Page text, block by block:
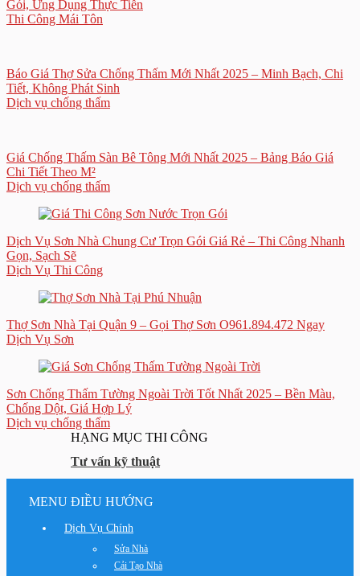
Gói, Ứng Dụng Thực Tiễn
Thi Công Mái Tôn
Báo Giá Thợ Sửa Chống Thấm Mới Nhất 2025 – Minh Bạch, Chi
Tiết, Không Phát Sinh
Dịch vụ chống thấm
Giá Chống Thấm Sàn Bê Tông Mới Nhất 2025 – Bảng Báo Giá
Chi Tiết Theo M²
Dịch vụ chống thấm
Dịch Vụ Sơn Nhà Chung Cư Trọn Gói Giá Rẻ – Thi Công Nhanh
Gọn, Sạch Sẽ
Dịch Vụ Thi Công
Thợ Sơn Nhà Tại Quận 9 – Gọi Thợ Sơn O961.894.472 Ngay
Dịch Vụ Sơn
Sơn Chống Thấm Tường Ngoài Trời Tốt Nhất 2025 – Bền Màu,
Chống Dột, Giá Hợp Lý
Dịch vụ chống thấm
HẠNG MỤC THI CÔNG
Tư vấn kỹ thuật
MENU ĐIỀU HƯỚNG
Dịch Vụ Chính
Sửa Nhà
Cải Tạo Nhà